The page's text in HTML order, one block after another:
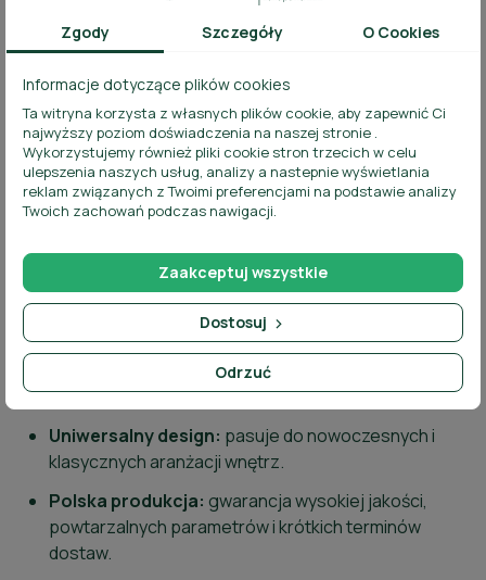
Zalety produktu:
Wszechstronne zastosowanie:
forma pod zalew świec, pojemnik do roślin lub
lampion.
Transparentne szkło:umożliwia efektowną
ekspozycję wosku, kamieni, piasku i roślin.
Szeroka średnica i stabilne dno:ułatwiają
tworzenie kompozycji i zapewniają
bezpieczeństwo użytkowania.
Bezpieczny materiałbezołowiowe szkło
sodowo-wapniowe, w pełni recyklingowalne i
neutralne sensorycznie.
Uniwersalny design: pasuje do nowoczesnych i
klasycznych aranżacji wnętrz.
Polska produkcja: gwarancja wysokiej jakości,
powtarzalnych parametrów i krótkich terminów
dostaw.
Zgody Szczegóły O Cookies
Informacje dotyczące plików cookies
Ta witryna korzysta z własnych plików cookie, aby zapewnić Ci
najwyższy poziom doświadczenia na naszej stronie .
Wykorzystujemy również pliki cookie stron trzecich w celu
ulepszenia naszych usług, analizy a nastepnie wyświetlania
reklam związanych z Twoimi preferencjami na podstawie analizy
Twoich zachowań podczas nawigacji.
Odrzuć
Dostosuj
Zaakceptuj wszystkie